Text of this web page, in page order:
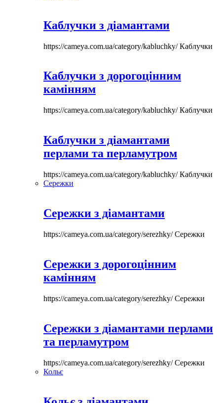
Каблучки з діамантами
https://cameya.com.ua/category/kabluchky/Каблучки
Каблучки з дорогоцінним
камінням
https://cameya.com.ua/category/kabluchky/Каблучки
Каблучки з діамантами
перлами та перламутром
https://cameya.com.ua/category/kabluchky/Каблучки
Сережки
Сережки з діамантами
https://cameya.com.ua/category/serezhky/Сережки
Сережки з дорогоцінним
камінням
https://cameya.com.ua/category/serezhky/Сережки
Сережки з діамантами перлами
та перламутром
https://cameya.com.ua/category/serezhky/Сережки
Кольє